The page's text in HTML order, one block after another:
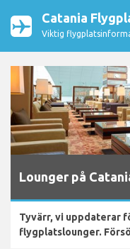
Catania
Viktig
Lounger på
Tyvärr, vi uppdaterar
flygplatslounger.